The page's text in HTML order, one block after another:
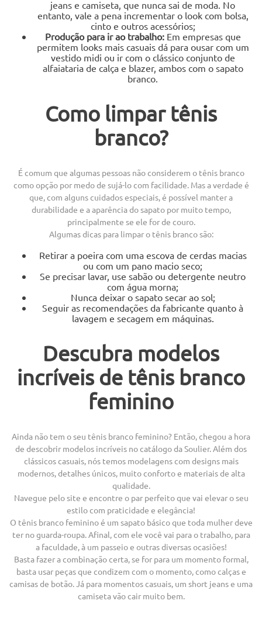
jeans e camiseta, que nunca sai de moda. No
entanto, vale a pena incrementar o look com bolsa,
cinto e outros acessórios;
Produção para ir ao trabalho:Em empresas que
permitem looks mais casuais dá para ousar com um
vestido midi ou ir com o clássico conjunto de
alfaiataria de calça e blazer, ambos com o sapato
branco.
Como limpar tênis
branco?
É comum que algumas pessoas não considerem o tênis branco
como opção por medo de sujá-lo com facilidade. Mas a verdade é
que, com alguns cuidados especiais, é possível manter a
durabilidade e a aparência do sapato por muito tempo,
principalmente se ele for de couro.
Algumas dicas para limpar o tênis branco são:
Retirar a poeira com uma escova de cerdas macias
ou com um pano macio seco;
Se precisar lavar, use sabão ou detergente neutro
com água morna;
Nunca deixar o sapato secar ao sol;
Seguir as recomendações da fabricante quanto à
lavagem e secagem em máquinas.
Descubra modelos
incríveis de tênis branco
feminino
Ainda não tem o seu tênis branco feminino? Então, chegou a hora
de descobrir modelos incríveis no catálogo da Soulier. Além dos
clássicos casuais, nós temos modelagens com designs mais
modernos, detalhes únicos, muito conforto e materiais de alta
qualidade.
Navegue pelo site e encontre o par perfeito que vai elevar o seu
estilo com praticidade e elegância!
O tênis branco feminino é um sapato básico que toda mulher deve
ter no guarda-roupa. Afinal, com ele você vai para o trabalho, para
a faculdade, à um passeio e outras diversas ocasiões!
Basta fazer a combinação certa, se for para um momento formal,
basta usar peças que condizem com o momento, como calças e
camisas de botão. Já para momentos casuais, um short jeans e uma
camiseta vão cair muito bem.